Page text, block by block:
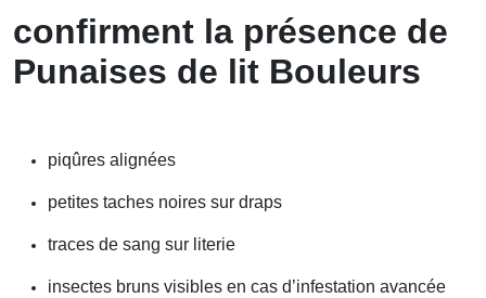
confirment la présence de
Punaises de lit Bouleurs
piqûres alignées
petites taches noires sur draps
traces de sang sur literie
insectes bruns visibles en cas d’infestation avancée